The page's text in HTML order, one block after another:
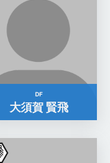
DF
大須賀 賢飛